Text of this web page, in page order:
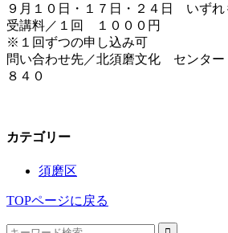
９月１０日・１７日・２４日 いずれ
受講料／１回 １０００円
※１回ずつの申し込み可
問い合わせ先／北須磨文化 センタ
８４０
カテゴリー
須磨区
TOPページに戻る